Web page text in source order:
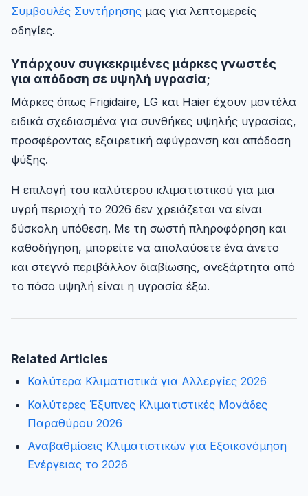
Συμβουλές Συντήρησης μας για λεπτομερείς
οδηγίες.
Υπάρχουν συγκεκριμένες μάρκες γνωστές
για απόδοση σε υψηλή υγρασία;
Μάρκες όπως Frigidaire, LG και Haier έχουν μοντέλα
ειδικά σχεδιασμένα για συνθήκες υψηλής υγρασίας,
προσφέροντας εξαιρετική αφύγρανση και απόδοση
ψύξης.
Η επιλογή του καλύτερου κλιματιστικού για μια
υγρή περιοχή το 2026 δεν χρειάζεται να είναι
δύσκολη υπόθεση. Με τη σωστή πληροφόρηση και
καθοδήγηση, μπορείτε να απολαύσετε ένα άνετο
και στεγνό περιβάλλον διαβίωσης, ανεξάρτητα από
το πόσο υψηλή είναι η υγρασία έξω.
Related Articles
Καλύτερα Κλιματιστικά για Αλλεργίες 2026
Καλύτερες Έξυπνες Κλιματιστικές Μονάδες
Παραθύρου 2026
Αναβαθμίσεις Κλιματιστικών για Εξοικονόμηση
Ενέργειας το 2026